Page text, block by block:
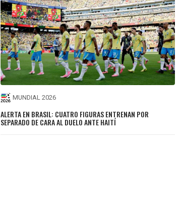
MUNDIAL 2026
ALERTA EN BRASIL: CUATRO FIGURAS ENTRENAN POR
SEPARADO DE CARA AL DUELO ANTE HAITÍ